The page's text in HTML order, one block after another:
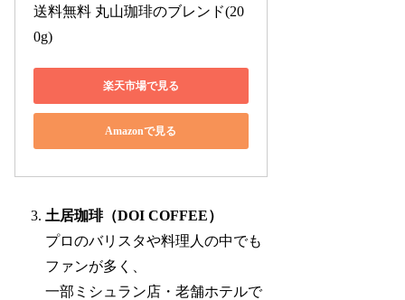
送料無料 丸山珈琲のブレンド(20
0g)
楽天市場で見る
Amazonで見る
土居珈琲（DOI COFFEE）
プロのバリスタや料理人の中でも
ファンが多く、
一部ミシュラン店・老舗ホテルで